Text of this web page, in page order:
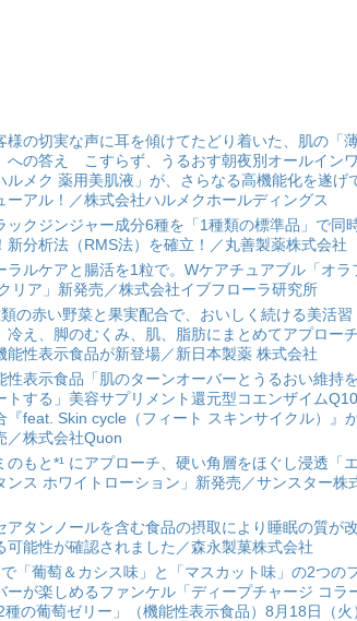
様の切実な声に耳を傾けてたどり着いた、肌の「
への答え こすらず、うるおす朝夜別オールイン
ルメク 薬用美肌液」が、さらなる高機能化を遂げ
ーアル！／株式会社ハルメクホールディングス
ックジンジャー成分6種を「1種類の標準品」で同
新分析法（RMS法）を確立！／丸善製薬株式会社
ラルケアと腸活を1粒で。Wケアチュアブル「オラ
リア」新発売／株式会社イブフローラ研究所
の赤い野菜と果実配合で、おいしく続ける美活習
冷え、脚のむくみ、肌、脂肪にまとめてアプロー
能性表示食品が新登場／新日本製薬 株式会社
性表示食品「肌のターンオーバーとうるおい維持
トする」美容サプリメント還元型コエンザイム
『feat. Skin cycle（フィート スキンサイクル）』
／株式会社Quon
のもと*¹ にアプローチ、硬い角層をほぐし浸透「
ンス ホワイトローション」新発売／サンスター株
アタンノールを含む食品の摂取により睡眠の質が
可能性が確認されました／森永製菓株式会社
「葡萄＆カシス味」と「マスカット味」の2つの
ーが楽しめるファンケル「ディープチャージ コラ
種の葡萄ゼリー」（機能性表示食品）8月18日（火